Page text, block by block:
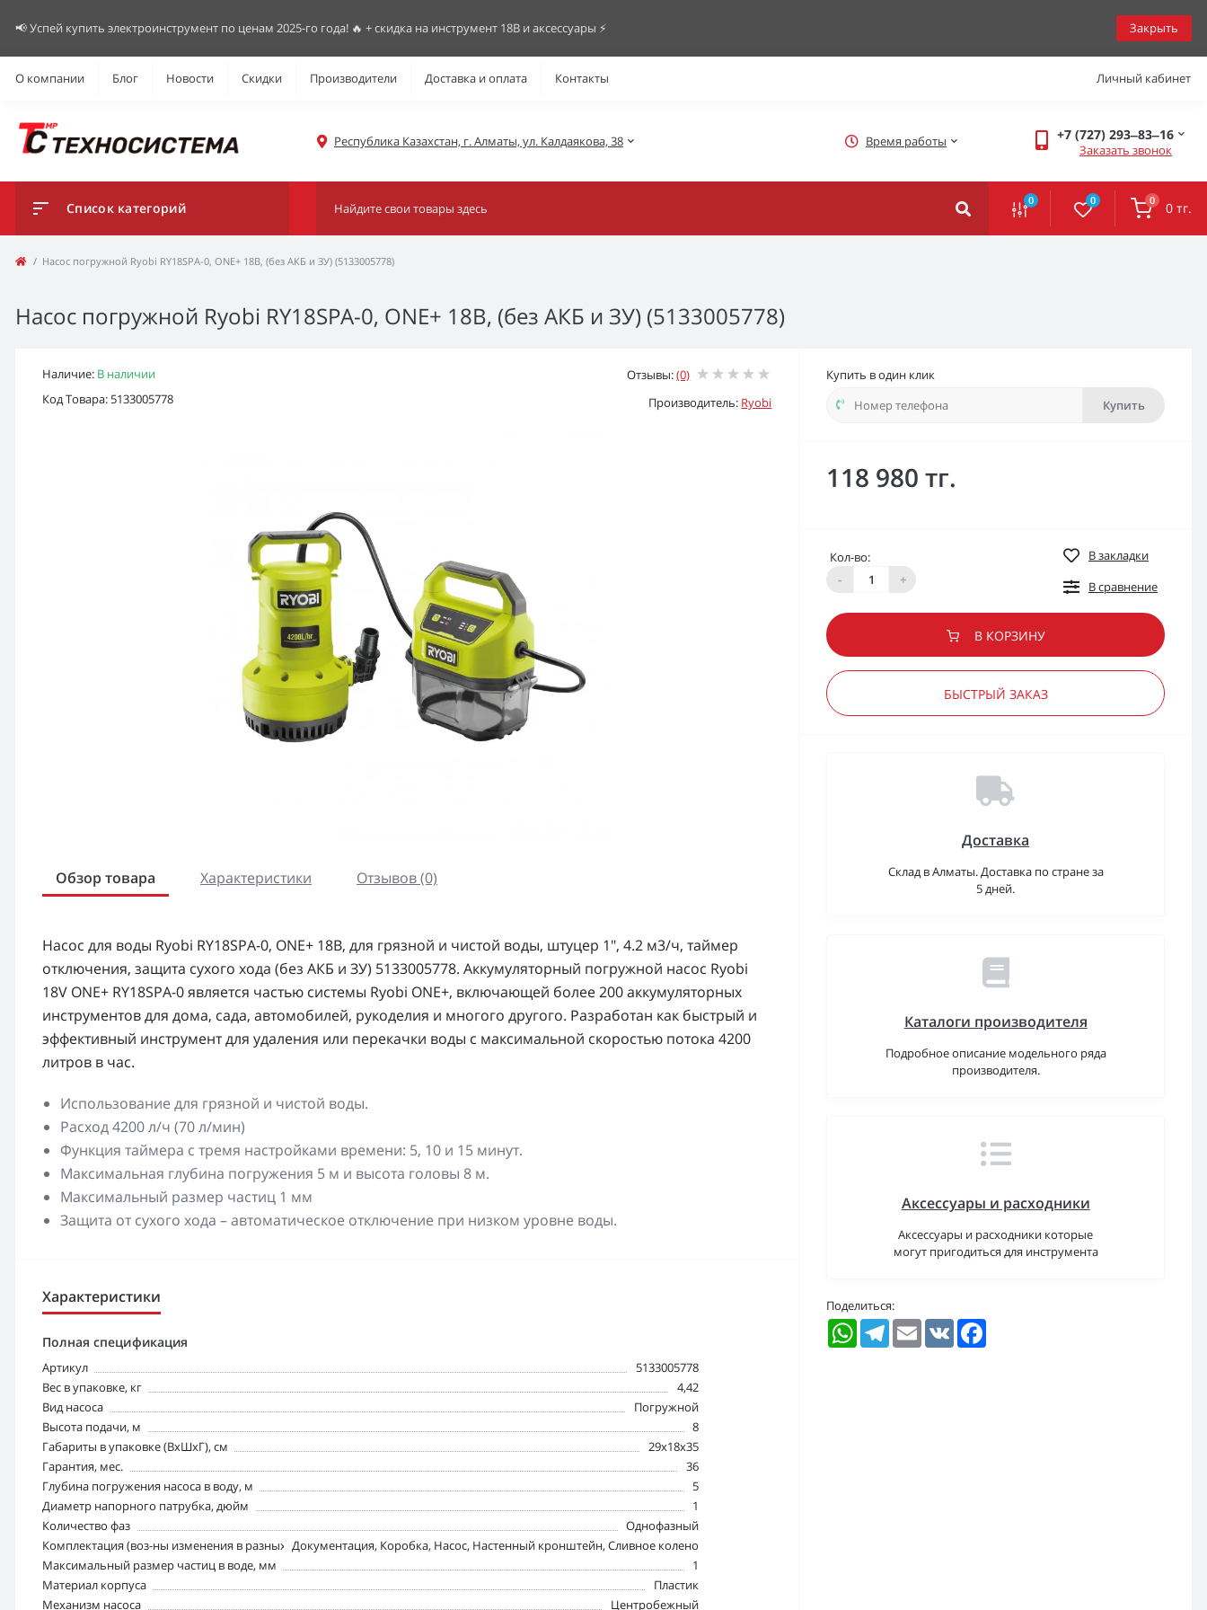
📢 Успей купить электроинструмент по ценам 2025-го года! 🔥 + скидка на инструмент 18В и аксессуары ⚡️ Закрыть
О компании Блог Новости Скидки Производители Доставка и оплата Контакты Личный кабинет
Республика Казахстан, г. Алматы, ул. Калдаякова, 38 Время работы +7 (727) 293‒83‒16
Заказать звонок
Список категорий 0 0 0 0 тг.
Насос погружной Ryobi RY18SPA-0, ONE+ 18В, (без АКБ и ЗУ) (5133005778)
Насос погружной Ryobi RY18SPA-0, ONE+ 18В, (без АКБ и ЗУ) (5133005778)
Наличие: В наличии
Код Товара: 5133005778
Отзывы:(0)
Производитель: Ryobi
Обзор товара Характеристики Отзывов (0)
Насос для воды Ryobi RY18SPA-0, ONE+ 18В, для грязной и чистой воды, штуцер 1", 4.2 м3/ч, таймер
отключения, защита сухого хода (без АКБ и ЗУ) 5133005778. Аккумуляторный погружной насос Ryobi
18V ONE+ RY18SPA-0 является частью системы Ryobi ONE+, включающей более 200 аккумуляторных
инструментов для дома, сада, автомобилей, рукоделия и многого другого. Разработан как быстрый и
эффективный инструмент для удаления или перекачки воды с максимальной скоростью потока 4200
литров в час.
Использование для грязной и чистой воды.
Расход 4200 л/ч (70 л/мин)
Функция таймера с тремя настройками времени: 5, 10 и 15 минут.
Максимальная глубина погружения 5 м и высота головы 8 м.
Максимальный размер частиц 1 мм
Защита от сухого хода – автоматическое отключение при низком уровне воды.
Характеристики
Полная спецификация
Артикул
5133005778
Вес в упаковке, кг
4,42
Вид насоса
Погружной
Высота подачи, м
8
Габариты в упаковке (ВхШхГ), см
29x18x35
Гарантия, мес.
36
Глубина погружения насоса в воду, м
5
Диаметр напорного патрубка, дюйм
1
Количество фаз
Однофазный
Комплектация (воз-ны изменения в разных поставках)Документация, Коробка, Насос, Настенный кронштейн, Сливное колено
Максимальный размер частиц в воде, мм
1
Материал корпуса
Пластик
Механизм насоса
Центробежный
Купить в один клик
Купить
118 980 тг.
Кол-во:
-
+
В закладки
В сравнение
В КОРЗИНУ
БЫСТРЫЙ ЗАКАЗ
Доставка
Склад в Алматы. Доставка по стране за
5 дней.
Каталоги производителя
Подробное описание модельного ряда
производителя.
Аксессуары и расходники
Аксессуары и расходники которые
могут пригодиться для инструмента
Поделиться:
WhatsAppTelegramEmail VK